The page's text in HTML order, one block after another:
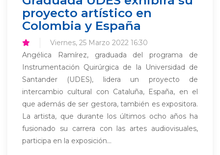
proyecto artístico en
Colombia y España
Viernes, 25 Marzo 2022 16:30
Angélica Ramírez, graduada del programa de
Instrumentación Quirúrgica de la Universidad de
Santander (UDES), lidera un proyecto de
intercambio cultural con Cataluña, España, en el
que además de ser gestora, también es expositora.
La artista, que durante los últimos ocho años ha
fusionado su carrera con las artes audiovisuales,
participa en la exposición...